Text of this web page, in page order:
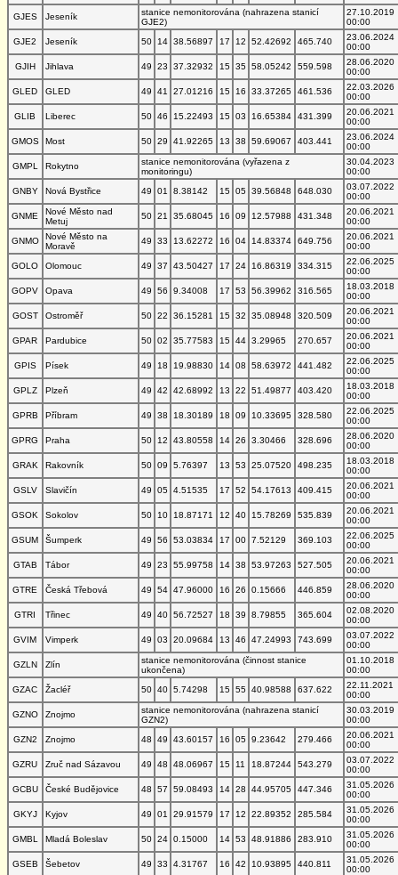
GJES
Jeseník
stanice nemonitorována (nahrazena stanicí
GJE2)
27.10.2019
00:00
GJE2
Jeseník 50 14 38.56897 17 12 52.42692 465.740
23.06.2024
00:00
GJIH
Jihlava 49 23 37.32932 15 35 58.05242 559.598
28.06.2020
00:00
GLED
GLED 49 41 27.01216 15 16 33.37265 461.536
22.03.2026
00:00
GLIB
Liberec 50 46 15.22493 15 03 16.65384 431.399
20.06.2021
00:00
GMOS
Most 50 29 41.92265 13 38 59.69067 403.441
23.06.2024
00:00
GMPL
Rokytno
stanice nemonitorována (vyřazena z
monitoringu)
30.04.2023
00:00
GNBY
Nová Bystřice 49 01 8.38142 15 05 39.56848 648.030
03.07.2022
00:00
GNME
Nové Město nad
Metuj
50 21 35.68045 16 09 12.57988 431.348
20.06.2021
00:00
GNMO
Nové Město na
Moravě
49 33 13.62272 16 04 14.83374 649.756
20.06.2021
00:00
GOLO
Olomouc 49 37 43.50427 17 24 16.86319 334.315
22.06.2025
00:00
GOPV
Opava 49 56 9.34008 17 53 56.39962 316.565
18.03.2018
00:00
GOST
Ostroměř 50 22 36.15281 15 32 35.08948 320.509
20.06.2021
00:00
GPAR
Pardubice 50 02 35.77583 15 44 3.29965 270.657
20.06.2021
00:00
GPIS
Písek 49 18 19.98830 14 08 58.63972 441.482
22.06.2025
00:00
GPLZ
Plzeň 49 42 42.68992 13 22 51.49877 403.420
18.03.2018
00:00
GPRB
Příbram 49 38 18.30189 18 09 10.33695 328.580
22.06.2025
00:00
GPRG
Praha 50 12 43.80558 14 26 3.30466 328.696
28.06.2020
00:00
GRAK
Rakovník 50 09 5.76397 13 53 25.07520 498.235
18.03.2018
00:00
GSLV
Slavičín 49 05 4.51535 17 52 54.17613 409.415
20.06.2021
00:00
GSOK
Sokolov 50 10 18.87171 12 40 15.78269 535.839
20.06.2021
00:00
GSUM
Šumperk 49 56 53.03834 17 00 7.52129 369.103
22.06.2025
00:00
GTAB
Tábor 49 23 55.99758 14 38 53.97263 527.505
20.06.2021
00:00
GTRE
Česká Třebová 49 54 47.96000 16 26 0.15666 446.859
28.06.2020
00:00
GTRI
Třinec 49 40 56.72527 18 39 8.79855 365.604
02.08.2020
00:00
GVIM
Vimperk 49 03 20.09684 13 46 47.24993 743.699
03.07.2022
00:00
GZLN
Zlín
stanice nemonitorována (činnost stanice
ukončena)
01.10.2018
00:00
GZAC
Žacléř 50 40 5.74298 15 55 40.98588 637.622
22.11.2021
00:00
GZNO
Znojmo
stanice nemonitorována (nahrazena stanicí
GZN2)
30.03.2019
00:00
GZN2
Znojmo 48 49 43.60157 16 05 9.23642 279.466
20.06.2021
00:00
GZRU
Zruč nad Sázavou 49 48 48.06967 15 11 18.87244 543.279
03.07.2022
00:00
GCBU
České Budějovice 48 57 59.08493 14 28 44.95705 447.346
31.05.2026
00:00
GKYJ
Kyjov 49 01 29.91579 17 12 22.89352 285.584
31.05.2026
00:00
GMBL
Mladá Boleslav 50 24 0.15000 14 53 48.91886 283.910
31.05.2026
00:00
GSEB
Šebetov 49 33 4.31767 16 42 10.93895 440.811
31.05.2026
00:00